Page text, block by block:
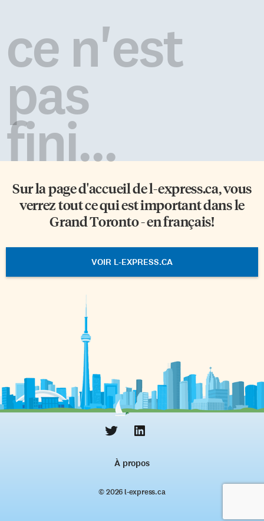
contenu francophone unique et
de haute qualité tant au Québec
que dans le reste de la
francophonie canadienne», […]
gouttes d’eau? Paul-François–
Tout comme Philippe-Filibert
Sigismond dans une autre
ce n'est
pas
fini...
Sur la page d'accueil del-express.ca, vous
verrez tout ce qui est important dans le
Grand Toronto - en français!
VOIR L-EXPRESS.CA
À propos
© 2026 l‑express.ca